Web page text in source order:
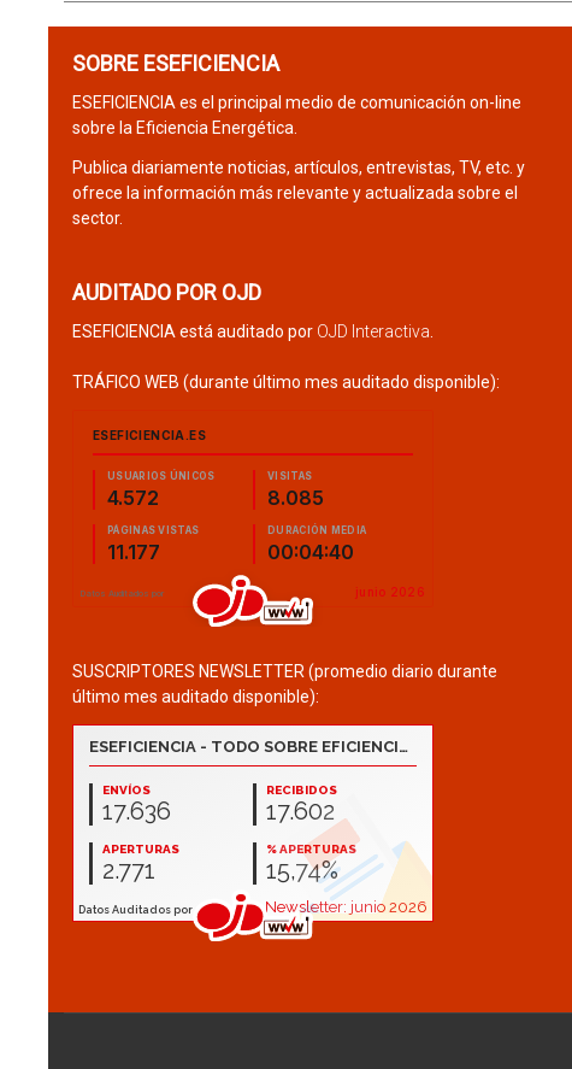
SOBRE ESEFICIENCIA
ESEFICIENCIA es el principal medio de comunicación on-line
sobre la Eficiencia Energética.
Publica diariamente noticias, artículos, entrevistas, TV, etc. y
ofrece la información más relevante y actualizada sobre el
sector.
AUDITADO POR OJD
ESEFICIENCIA está auditado por OJD Interactiva
TRÁFICO WEB (durante último mes auditado disponible):
SUSCRIPTORES NEWSLETTER (promedio diario durante
último mes auditado disponible):